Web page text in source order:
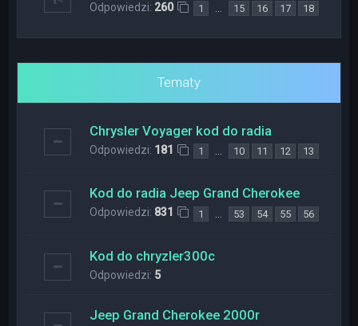
Odpowiedzi: 260 1 … 15 16 17 18
Tematy
Chrysler Voyager kod do radia
Odpowiedzi: 181 1 … 10 11 12 13
Kod do radia Jeep Grand Cherokee
Odpowiedzi: 831 1 53 54 55 56
Kod do chryzler300c
Odpowiedzi: 5
Jeep Grand Cherokee 2000r